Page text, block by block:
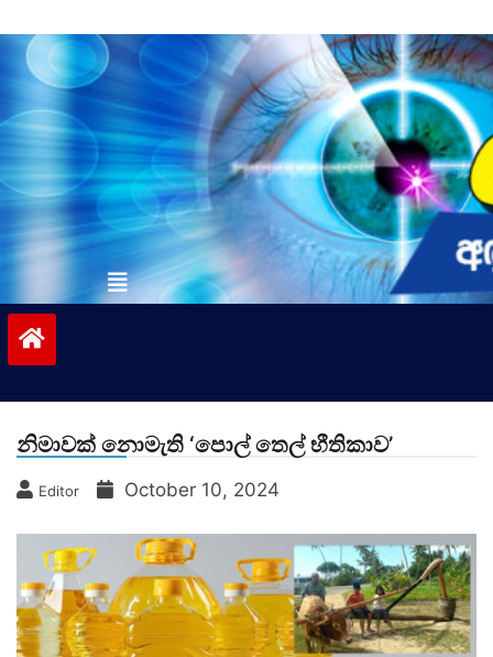
to
contentvinivida.lk
නිමාවක් නොමැති ‘පොල් තෙල් භීතිකාව’
Editor October 10, 2024